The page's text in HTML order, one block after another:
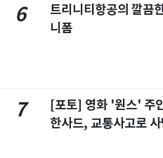
6
트리니티항공의 깔끔
니폼
7
[포토] 영화 '원스' 주
한사드, 교통사고로